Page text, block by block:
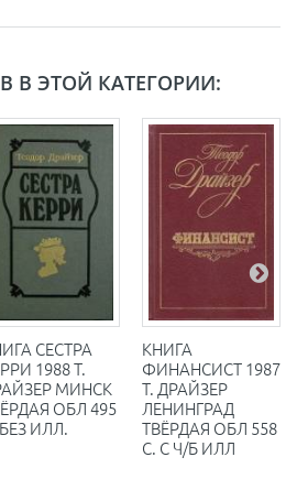
В ЭТОЙ КАТЕГОРИИ:
СЕСТРА
1988 Т.
МИНСК
ОБЛ 495
ИЛЛ.
КНИГА
ФИНАНСИСТ 1987
Т. ДРАЙЗЕР
ЛЕНИНГРАД
ТВЁРДАЯ ОБЛ 558
С. С Ч/Б ИЛЛ